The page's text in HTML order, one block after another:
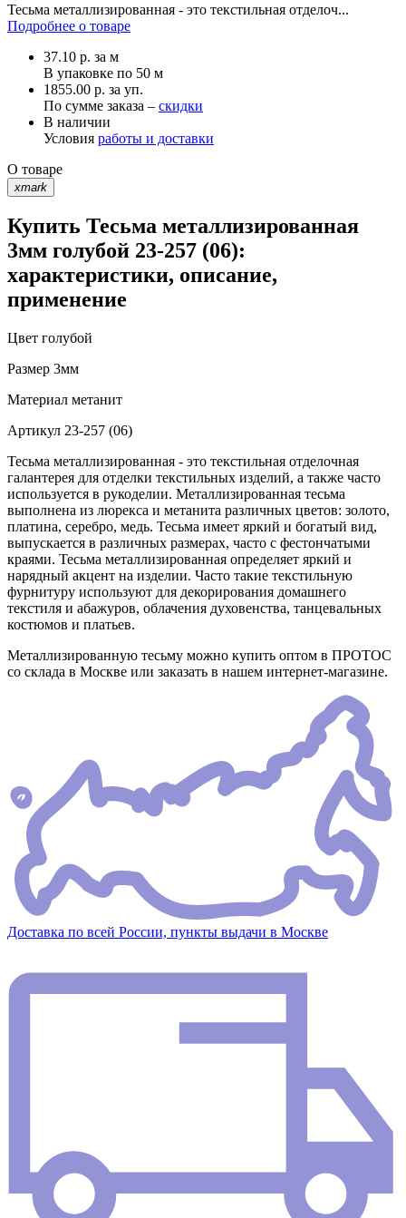
Тесьма металлизированная - это текстильная отделоч...
Подробнее о товаре
37.10 р. за м
В упаковке по 50 м
1855.00 р. за уп.
По сумме заказа – скидки
В наличии
Условия работы и доставки
О товаре
xmark
Купить Тесьма металлизированная
3мм голубой 23-257 (06):
характеристики, описание,
применение
Цвет голубой
Размер 3мм
Материал метанит
Артикул 23-257 (06)
Тесьма металлизированная - это текстильная отделочная
галантерея для отделки текстильных изделий, а также часто
используется в рукоделии. Металлизированная тесьма
выполнена из люрекса и метанита различных цветов: золото,
платина, серебро, медь. Тесьма имеет яркий и богатый вид,
выпускается в различных размерах, часто с фестончатыми
краями. Тесьма металлизированная определяет яркий и
нарядный акцент на изделии. Часто такие текстильную
фурнитуру используют для декорирования домашнего
текстиля и абажуров, облачения духовенства, танцевальных
костюмов и платьев.
Металлизированную тесьму можно купить оптом в ПРОТОС
со склада в Москве или заказать в нашем интернет-магазине.
Доставка по всей России, пункты выдачи в Москве